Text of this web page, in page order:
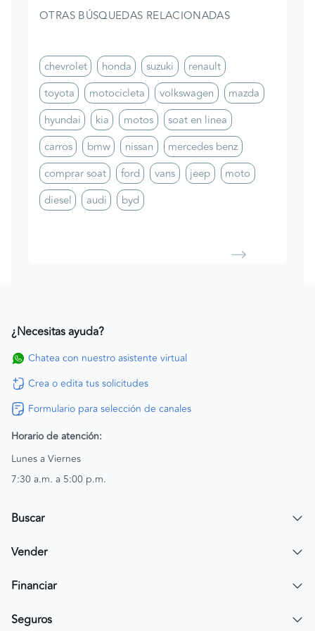
OTRAS BÚSQUEDAS RELACIONADAS
chevrolet honda suzuki
renault
toyota
motocicleta volkswagen
mazda
hyundai
kia motos
soat en linea
carros
bmw nissan
mercedes benz
comprar soat
ford vans jeep
moto
diesel
audi byd
¿Necesitas ayuda?
Chatea con nuestro asistente virtual
Crea o edita tus solicitudes
Formulario para selección de canales
Horario de atención:
Lunes a Viernes
7:30 a.m. a 5:00 p.m.
Buscar
Encuentra un carro
Vender
Publicar mi vehículo
Financiar
Simular crédito
Seguros